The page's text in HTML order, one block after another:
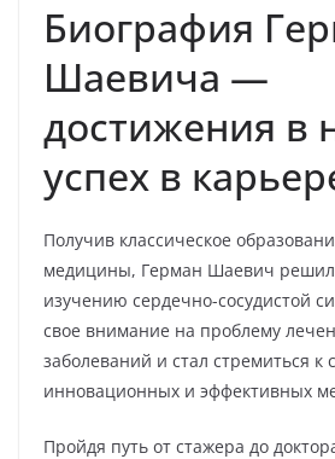
Биография
Шаевича —
достижения в
успех в
Получив классическое
медицины, Герман Шаевич решил
изучению сердечно-сосудистой
свое внимание на проблему
заболеваний и стал стремиться к
инновационных и эффективных
Пройдя путь от стажера до